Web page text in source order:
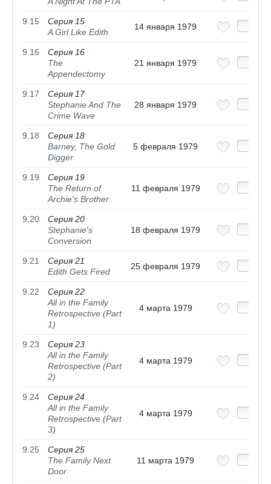
9.15
Серия 15
A Girl Like Edith
14 января 1979
9.16
Серия 16
The
Appendectomy
21 января 1979
9.17
Серия 17
Stephanie And The
Crime Wave
28 января 1979
9.18
Серия 18
Barney, The Gold
Digger
5 февраля 1979
9.19
Серия 19
The Return of
Archie's Brother
11 февраля 1979
9.20
Серия 20
Stephanie's
Conversion
18 февраля 1979
9.21
Серия 21
Edith Gets Fired
25 февраля 1979
9.22
Серия 22
All in the Family
Retrospective (Part
1)
4 марта 1979
9.23
Серия 23
All in the Family
Retrospective (Part
2)
4 марта 1979
9.24
Серия 24
All in the Family
Retrospective (Part
3)
4 марта 1979
9.25
Серия 25
The Family Next
Door
11 марта 1979